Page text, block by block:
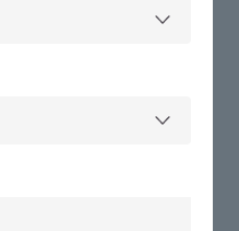
SẢN PHỤ KHOA